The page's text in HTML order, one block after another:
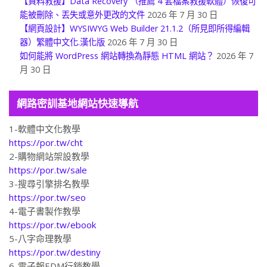
能被刪除、丟失或意外更改的文件 2026 年 7 月 30 日
【網頁設計】WYSIWYG Web Builder 21.1.2（所見即所得編輯
器）繁體中文化.漢化版 2026 年 7 月 30 日
如何能將 WordPress 網站轉換為靜態 HTML 網站？ 2026 年 7
月 30 日
網路密訓基地網站快速導航
1-軟體中文化教學
https://por.tw/cht
2-購物網站架設教學
https://por.tw/sale
3-搜尋引擎排名教學
https://por.tw/seo
4-電子書製作教學
https://por.tw/ebook
5-八字命理教學
https://por.tw/destiny